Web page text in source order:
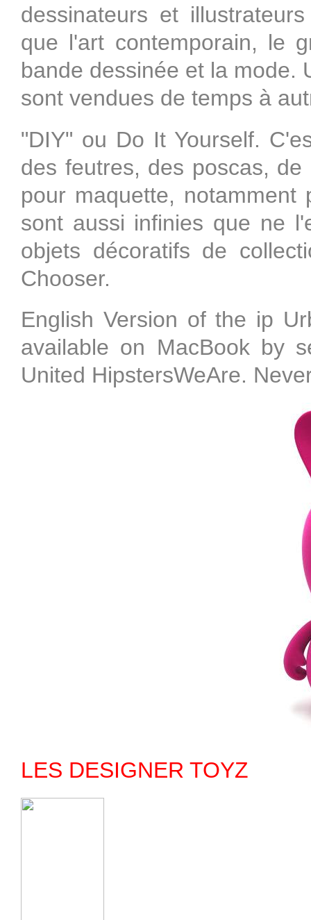
dessinateurs et
que l'art contemporain, le
bande dessinée et la mode.
sont vendues de temps à
"DIY" ou Do It Yourself.
des feutres, des poscas,
pour maquette, notamment
sont aussi infinies que ne
objets décoratifs de
Chooser.
English Version of the ip
available on MacBook by
United HipstersWeAre.
LES DESIGNER TOYZ